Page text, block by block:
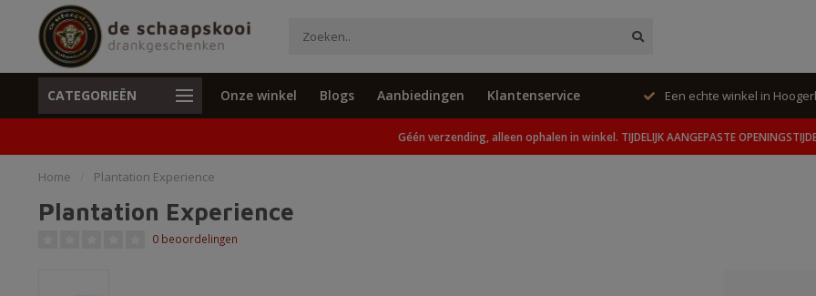
CATEGORIEËN Onze winkel Blogs Aanbiedingen Klantenservice
Unieke cadeaus en specials Geen verzending, alleen ophalen in winkel. Een echte winkel in
Géén verzending, alleen ophalen in winkel. TIJDELIJK AANGEPASTE
Home Plantation Experience
Plantation Experience
0 beoordelingen